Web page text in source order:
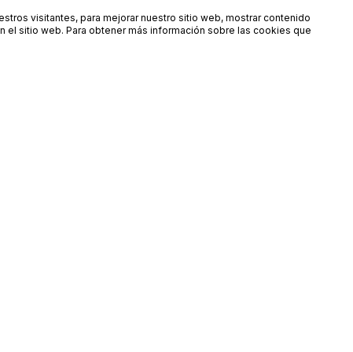
visitantes, para mejorar nuestro sitio web, mostrar contenido
sitio web. Para obtener más información sobre las cookies que